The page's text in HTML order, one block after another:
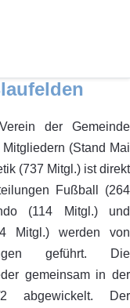
der Gemeinde
(Stand Mai
(737 Mitgl.) ist direkt
Fußball (264
(114 Mitgl.) und
Mitgl.) werden von
geführt. Die
gemeinsam in der
abgewickelt. Der